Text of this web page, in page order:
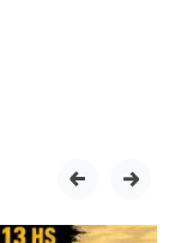
prev next